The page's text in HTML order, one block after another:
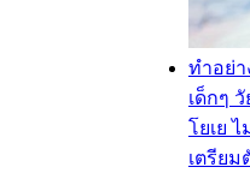
ทำอย่า
เด็กๆ
โยเย
เตรีย